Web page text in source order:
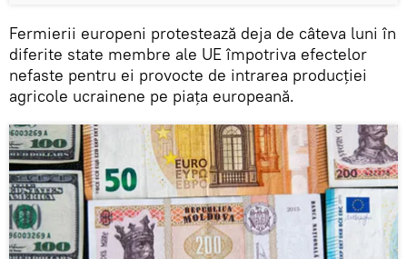
Fermierii europeni protestează deja de câteva luni în
diferite state membre ale UE împotriva efectelor
nefaste pentru ei provocte de intrarea producției
agricole ucrainene pe piața europeană.